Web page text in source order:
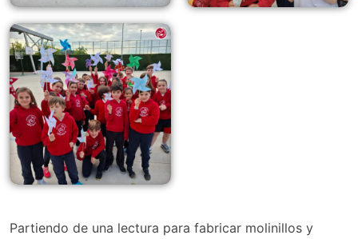
Partiendo de una lectura para fabricar molinillos y